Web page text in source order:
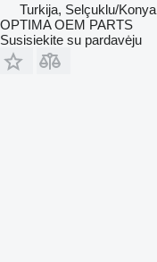
Turkija, Selçuklu/Konya
OPTIMA OEM PARTS
Susisiekite su pardavėju